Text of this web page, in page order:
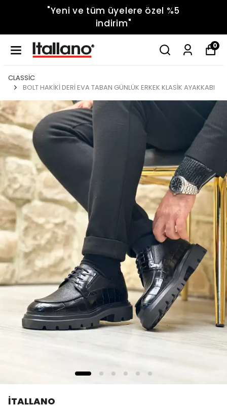
"Yeni ve tüm üyelere özel %5
indirim"
0
CLASSİC
BOLT HAKİKİ DERİ EVA TABAN GÜNLÜK ERKEK KLASİK AYAKKABI
İTALLANO